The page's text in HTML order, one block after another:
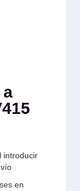
a
introducir
en